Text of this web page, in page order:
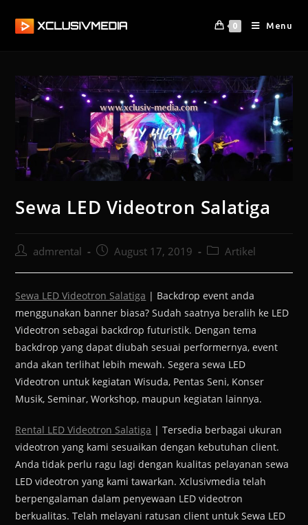
0 Menu
Sewa LED Videotron Salatiga
admrental August 17, 2019 Artikel
Sewa LED Videotron Salatiga | Backdrop event anda
menggunakan banner biasa? Sudah saatnya beralih ke LED
Videotron sebagai backdrop futuristik. Dengan tema
backdrop yang dapat diubah sesuai performernya, event
anda akan terlihat lebih mewah. Segera sewa LED
Videotron untuk kegiatan Wisuda, Pentas Seni, Konser
Musik, Seminar, Workshop, maupun kegiatan lainnya.
Rental LED Videotron Salatiga | Tersedia berbagai ukuran
videotron yang kami sesuaikan dengan kebutuhan client.
Anda tidak perlu ragu lagi dengan kualitas pelayanan sewa
LED videotron yang kami tawarkan. Xclusivmedia telah
berpengalaman dalam penyewaan LED videotron
berkualitas. Telah melayani ratusan client untuk Sewa LED